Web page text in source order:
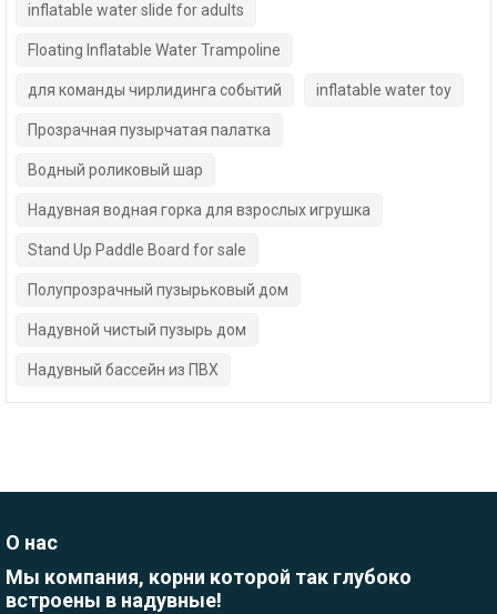
inflatable water slide for adults
Floating Inflatable Water Trampoline
для команды чирлидинга событий inflatable water toy
Прозрачная пузырчатая палатка
Водный роликовый шар
Надувная водная горка для взрослых игрушка
Stand Up Paddle Board for sale
Полупрозрачный пузырьковый дом
Надувной чистый пузырь дом
Надувный бассейн из ПВХ
О нас
Мы компания, корни которой так глубоко
встроены в надувные!